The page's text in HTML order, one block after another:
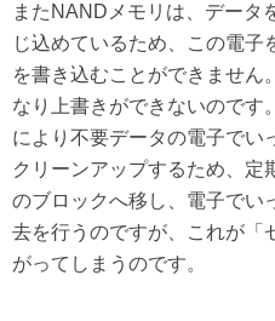
またNANDメモリは、データ
じ込めているため、この電子
を書き込むことができません
なり上書きができないのです
により不要データの電子でい
クリーンアップするため、定
のブロックへ移し、電子でい
去を行うのですが、これが「
がってしまうのです。